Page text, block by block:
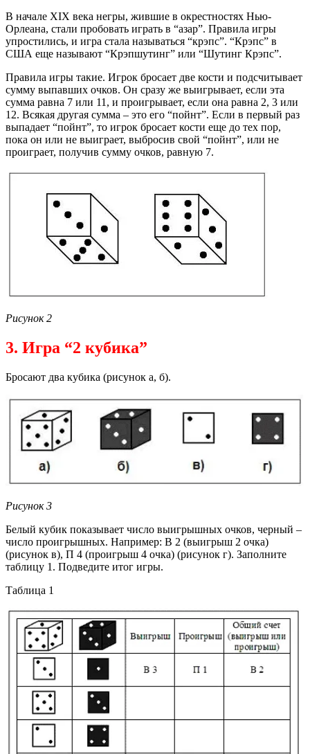
В начале XIX века негры, жившие в окрестностях Нью-
Орлеана, стали пробовать играть в “азар”. Правила игры
упростились, и игра стала называться “крэпс”. “Крэпс” в
США еще называют “Крэпшутинг” или “Шутинг Крэпс”.
Правила игры такие. Игрок бросает две кости и подсчитывает
сумму выпавших очков. Он сразу же выигрывает, если эта
сумма равна 7 или 11, и проигрывает, если она равна 2, 3 или
12. Всякая другая сумма – это его “пойнт”. Если в первый раз
выпадает “пойнт”, то игрок бросает кости еще до тех пор,
пока он или не выиграет, выбросив свой “пойнт”, или не
проиграет, получив сумму очков, равную 7.
Рисунок 2
3. Игра “2 кубика”
Бросают два кубика (рисунок а, б).
Рисунок 3
Белый кубик показывает число выигрышных очков, черный –
число проигрышных. Например: В 2 (выигрыш 2 очка)
(рисунок в), П 4 (проигрыш 4 очка) (рисунок г). Заполните
таблицу 1. Подведите итог игры.
Таблица 1